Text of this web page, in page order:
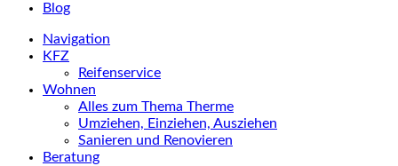
Blog
Navigation
KFZ
Reifenservice
Wohnen
Alles zum Thema Therme
Umziehen, Einziehen, Ausziehen
Sanieren und Renovieren
Beratung